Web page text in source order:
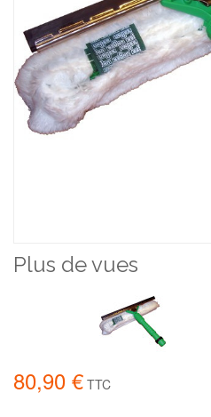
Plus de vues
80,90 € TTC